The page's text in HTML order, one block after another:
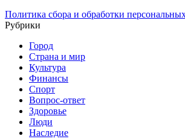
Политика сбора и обработки
Рубрики
Город
Страна и мир
Культура
Финансы
Спорт
Вопрос-ответ
Здоровье
Люди
Наследие